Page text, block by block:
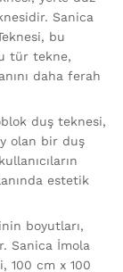
Sanica
bu
tür tekne,
daha ferah
duş teknesi,
olan bir duş
estetik
boyutları,
Sanica İmola
100 cm x 100